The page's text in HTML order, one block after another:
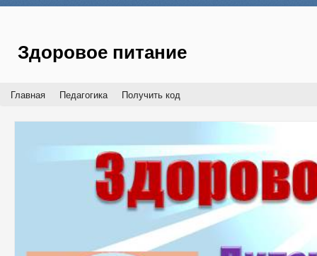
Здоровое питание
Главная Педагогика Получить код